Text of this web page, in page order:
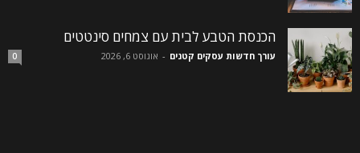
הכנסת הטבע לבית עם צמחים סינטטים
עורך חדשות עסקים קטנים - אוגוסט 6, 2026 0